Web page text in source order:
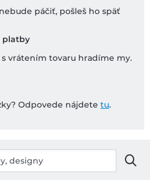
páčiť, pošleš ho späť
platby
vrátením tovaru hradíme my.
Odpovede nájdete tu.